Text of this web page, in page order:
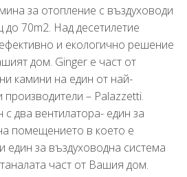
за отопление с въздуховоди
70m2. Над десетилетие
и екологично решение
дом. Ginger е част от
камини на един от най-
производители – Palazzetti.
два вентилатора- един за
помещението в което е
един за въздуховодна система
част от Вашия дом.